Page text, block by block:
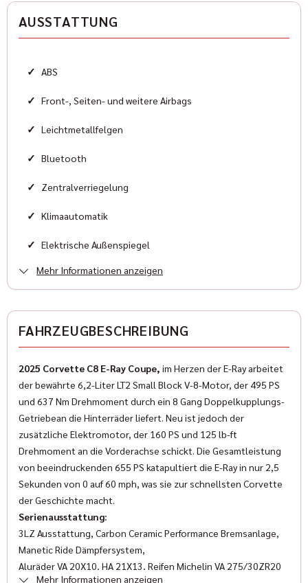
Sportwagen
Zustand
Schwarz
Farbe (Hersteller)
AUSSTATTUNG
Anzahl der Türen
2/3
Anzahl Sitzplätze
2
Innenausstattung
Leder
Klimatisierung
AUSSTATTUNG
✓ ABS
✓ Front-, Seiten- und weitere Airbags
✓ Leichtmetallfelgen
✓ Bluetooth
✓ Zentralverriegelung
✓ Klimaautomatik
✓ Elektrische Außenspiegel
✓ Elektrische Fensterheber
✓ Freisprecheinrichtung
✓ Multifunktionslenkrad
✓ LED-Scheinwerfer
✓ Servolenkung
✓ Sportsitze
✓ Traktionskontrolle
✓ Lederlenkrad
Reifendruckkontrolle
Mehr Informationen anzeigen
FAHRZEUGBESCHREIBUNG
2025 Corvette C8 E-Ray Coupe, im Herzen der E-Ray arbeitet
der bewährte 6,2-Liter LT2 Small Block V-8-Motor, der 495 PS
und 637 Nm Drehmoment durch ein 8 Gang Doppelkupplungs-
Getriebean die Hinterräder liefert. Neu ist jedoch der
zusätzliche Elektromotor, der 160 PS und 125 lb-ft
Drehmoment an die Vorderachse schickt. Die Gesamtleistung
von beeindruckenden 655 PS katapultiert die E-Ray in nur 2,5
Sekunden von 0 auf 60 mph, was sie zur schnellsten Corvette
der Geschichte macht.
Serienausstattung:
3LZ Ausstattung, Carbon Ceramic Performance Bremsanlage,
Manetic Ride Dämpfersystem,
Aluräder VA 20X10, HA 21X13, Reifen Michelin VA 275/30ZR20
Mehr Informationen anzeigen